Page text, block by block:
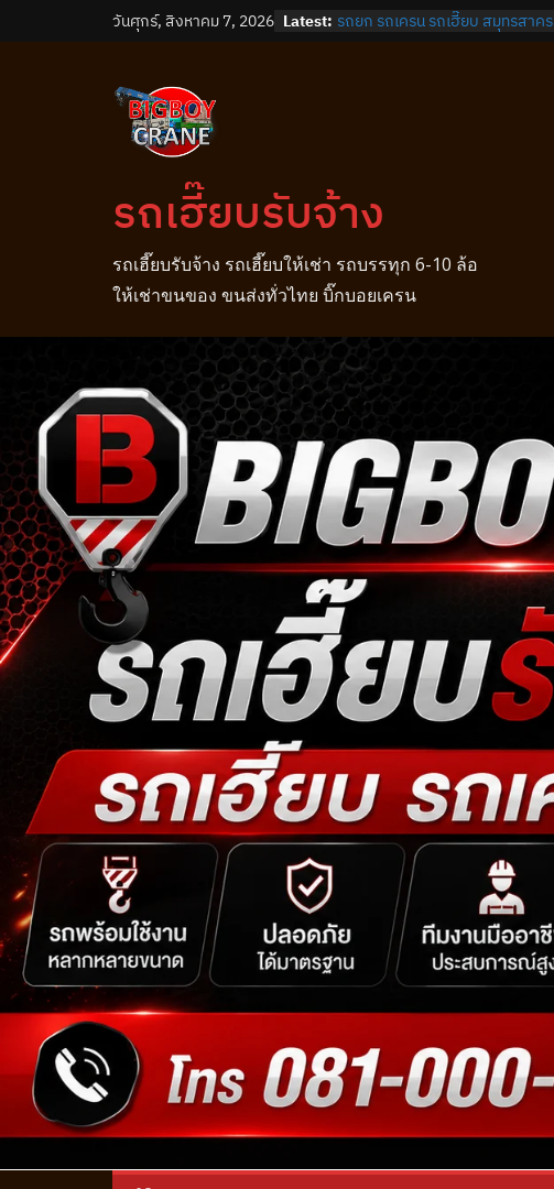
วันศุกร์, สิงหาคม 7, 2026 Latest: รถยก รถเครน รถเฮี๊ยบ สมุทรสาคร
รถเฮี๊ยบรับจ้าง
รถเฮี๊ยบรับจ้าง รถเฮี๊ยบให้เช่า รถบรรทุก 6-10 ล้อ
ให้เช่าขนของ ขนส่งทั่วไทย บิ๊กบอยเครน